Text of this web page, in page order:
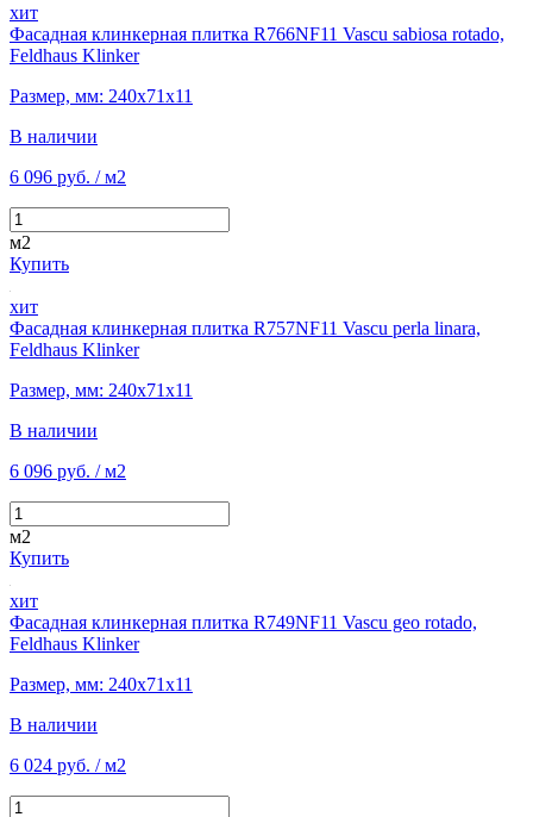
хит
Фасадная клинкерная плитка R766NF11 Vascu sabiosa rotado,
Feldhaus Klinker
Размер, мм: 240х71х11
В наличии
6 096 руб. / м2
м2
Купить
хит
Фасадная клинкерная плитка R757NF11 Vascu perla linara,
Feldhaus Klinker
Размер, мм: 240х71х11
В наличии
6 096 руб. / м2
м2
Купить
хит
Фасадная клинкерная плитка R749NF11 Vascu geo rotado,
Feldhaus Klinker
Размер, мм: 240х71х11
В наличии
6 024 руб. / м2